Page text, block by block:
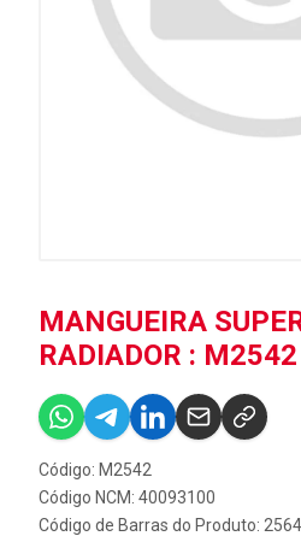
MANGUEIRA
RADIADOR : M2542
Código: M2542
Código NCM: 40093100
Código de Barras do Produto: